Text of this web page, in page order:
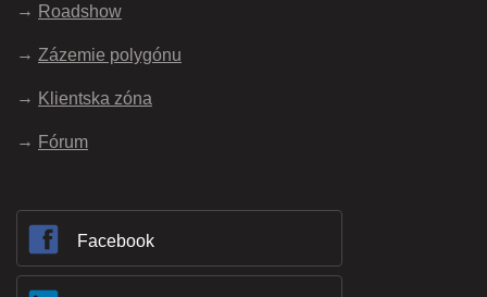
Roadshow
Zázemie polygónu
Klientska zóna
Fórum
Facebook